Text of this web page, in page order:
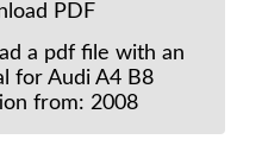
PDF
a pdf file with an
for Audi A4 B8
from: 2008